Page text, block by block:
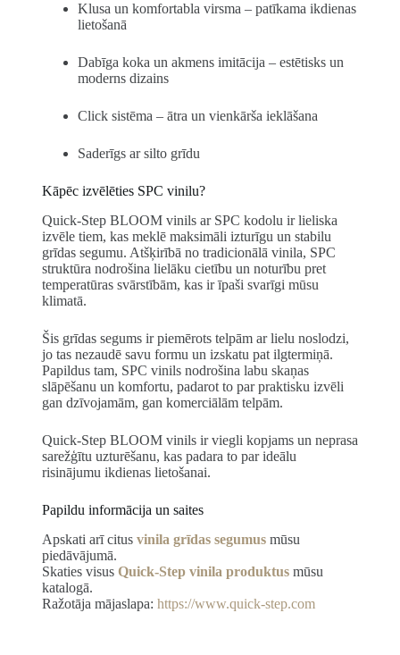
Klusa un komfortabla virsma – patīkama ikdienas
lietošanā
Dabīga koka un akmens imitācija – estētisks un
moderns dizains
Click sistēma – ātra un vienkārša ieklāšana
Saderīgs ar silto grīdu
Kāpēc izvēlēties SPC vinilu?
Quick-Step BLOOM vinils ar SPC kodolu ir lieliska
izvēle tiem, kas meklē maksimāli izturīgu un stabilu
grīdas segumu. Atšķirībā no tradicionālā vinila, SPC
struktūra nodrošina lielāku cietību un noturību pret
temperatūras svārstībām, kas ir īpaši svarīgi mūsu
klimatā.
Šis grīdas segums ir piemērots telpām ar lielu noslodzi,
jo tas nezaudē savu formu un izskatu pat ilgtermiņā.
Papildus tam, SPC vinils nodrošina labu skaņas
slāpēšanu un komfortu, padarot to par praktisku izvēli
gan dzīvojamām, gan komerciālām telpām.
Quick-Step BLOOM vinils ir viegli kopjams un neprasa
sarežģītu uzturēšanu, kas padara to par ideālu
risinājumu ikdienas lietošanai.
Papildu informācija un saites
Apskati arī citus vinila grīdas segumusmūsu
piedāvājumā.
Skaties visus Quick-Step vinila produktusmūsu
katalogā.
Ražotāja mājaslapa: https://www.quick-step.com